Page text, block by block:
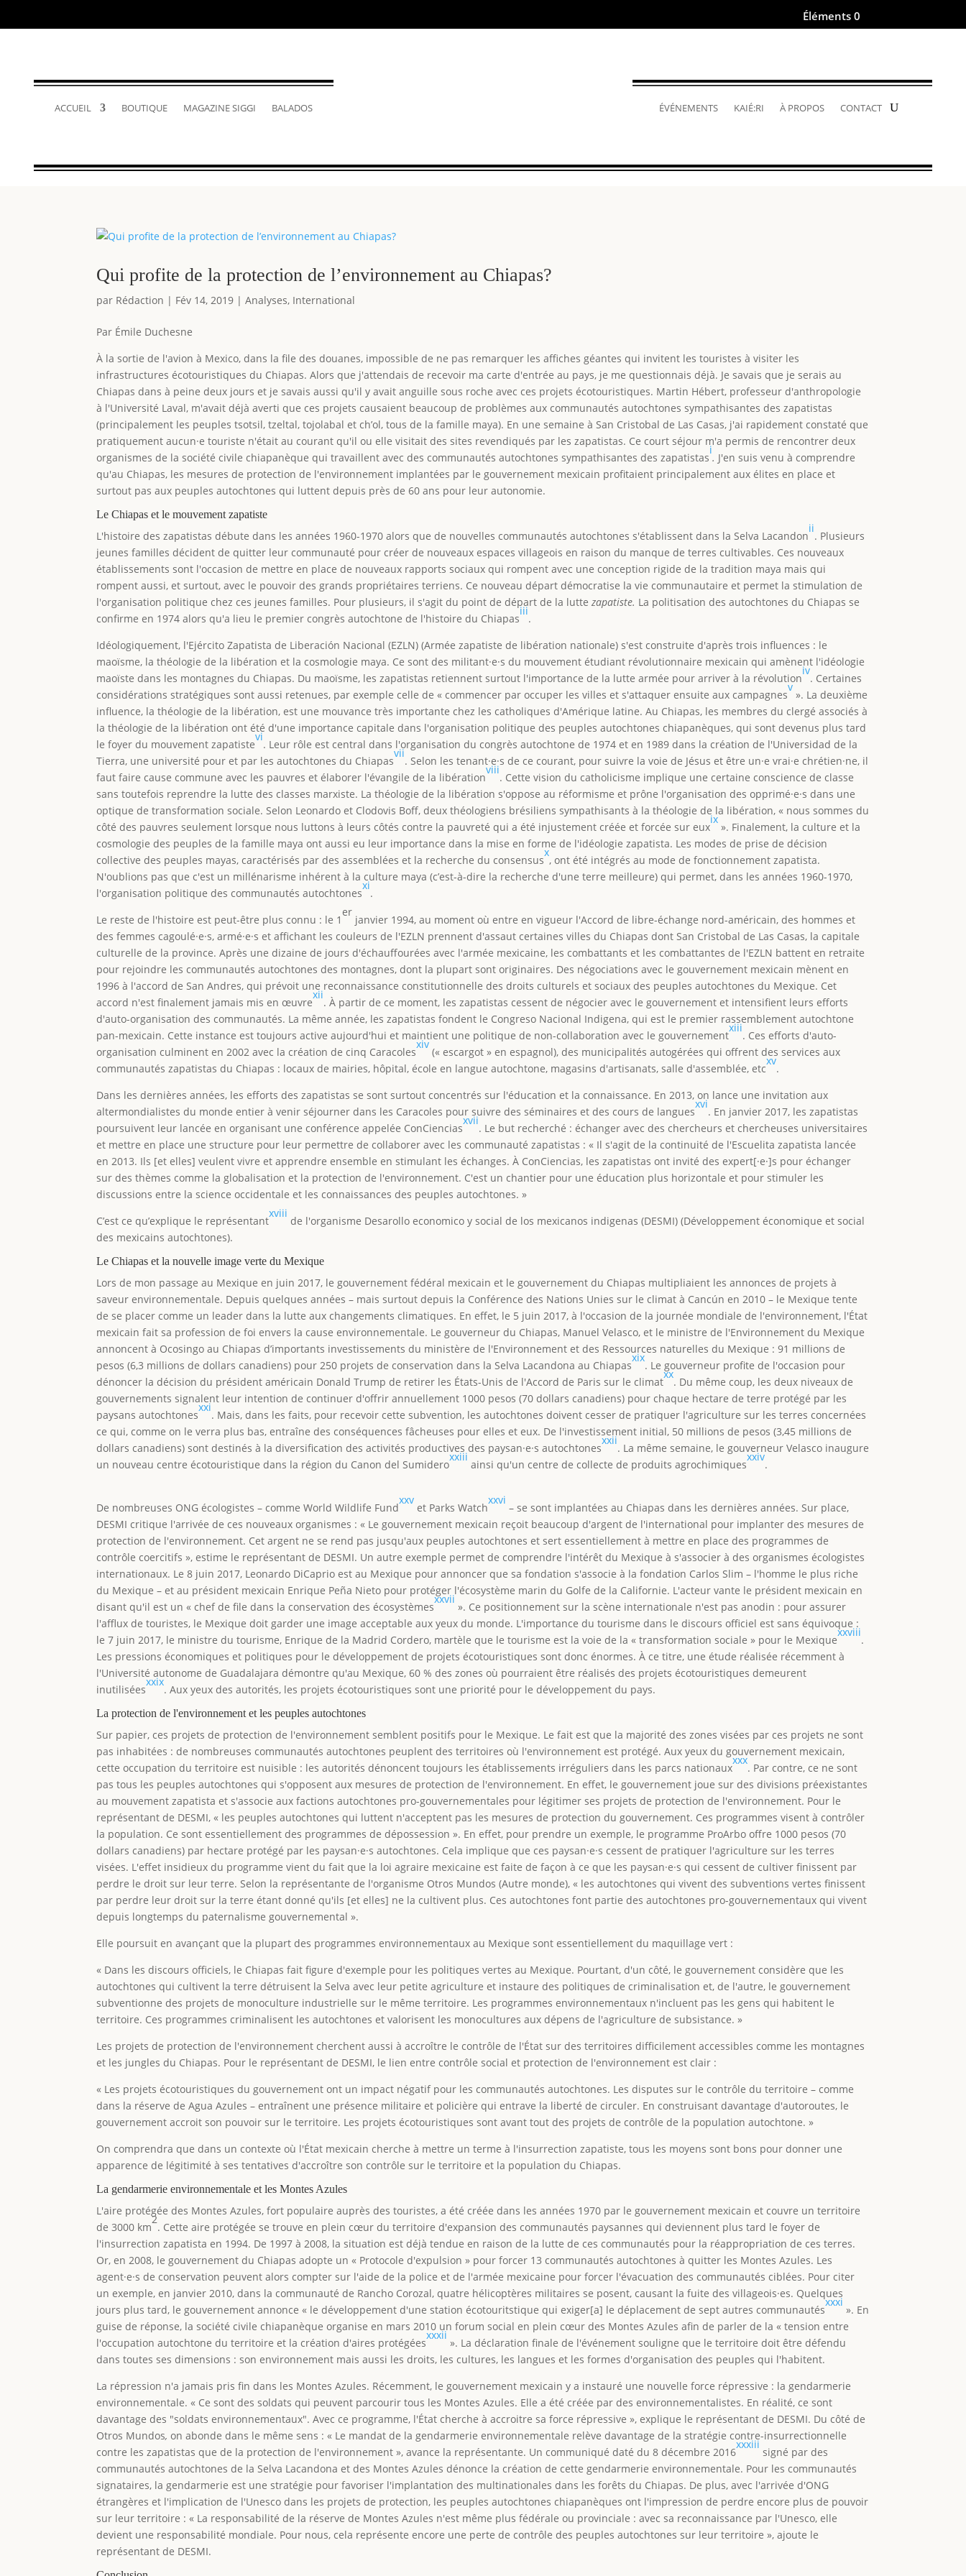
Éléments 0
ACCUEIL BOUTIQUE MAGAZINE SIGGI BALADOS ÉVÉNEMENTS KAIÉ:RI À PROPOS CONTACT
Qui profite de la protection de l’environnement au Chiapas?
par Rédaction | Fév 14, 2019 |Analyses, International
Par Émile Duchesne
À la sortie de l'avion à Mexico, dans la file des douanes, impossible de ne pas remarquer les affiches géantes qui invitent les touristes à visiter les
infrastructures écotouristiques du Chiapas. Alors que j'attendais de recevoir ma carte d'entrée au pays, je me questionnais déjà. Je savais que je serais au
Chiapas dans à peine deux jours et je savais aussi qu'il y avait anguille sous roche avec ces projets écotouristiques. Martin Hébert, professeur d'anthropologie
à l'Université Laval, m'avait déjà averti que ces projets causaient beaucoup de problèmes aux communautés autochtones sympathisantes des zapatistas
(principalement les peuples tsotsil, tzeltal, tojolabal et ch’ol, tous de la famille maya). En une semaine à San Cristobal de Las Casas, j'ai rapidement constaté que
pratiquement aucun·e touriste n'était au courant qu'il ou elle visitait des sites revendiqués par les zapatistas. Ce court séjour m'a permis de rencontrer deux
organismes de la société civile chiapanèque qui travaillent avec des communautés autochtones sympathisantes des zapatistas
i
. J'en suis venu à comprendre
qu'au Chiapas, les mesures de protection de l'environnement implantées par le gouvernement mexicain profitaient principalement aux élites en place et
surtout pas aux peuples autochtones qui luttent depuis près de 60 ans pour leur autonomie.
Le Chiapas et le mouvement zapatiste
L'histoire des zapatistas débute dans les années 1960-1970 alors que de nouvelles communautés autochtones s'établissent dans la Selva Lacandon
ii
. Plusieurs
jeunes familles décident de quitter leur communauté pour créer de nouveaux espaces villageois en raison du manque de terres cultivables. Ces nouveaux
établissements sont l'occasion de mettre en place de nouveaux rapports sociaux qui rompent avec une conception rigide de la tradition maya mais qui
rompent aussi, et surtout, avec le pouvoir des grands propriétaires terriens. Ce nouveau départ démocratise la vie communautaire et permet la stimulation de
l'organisation politique chez ces jeunes familles. Pour plusieurs, il s'agit du point de départ de la luttezapatiste. La politisation des autochtones du Chiapas se
confirme en 1974 alors qu'a lieu le premier congrès autochtone de l'histoire du Chiapas
iii
.
Idéologiquement, l'Ejército Zapatista de Liberación Nacional (EZLN) (Armée zapatiste de libération nationale) s'est construite d'après trois influences : le
maoïsme, la théologie de la libération et la cosmologie maya. Ce sont des militant·e·s du mouvement étudiant révolutionnaire mexicain qui amènent l'idéologie
maoïste dans les montagnes du Chiapas. Du maoïsme, les zapatistas retiennent surtout l'importance de la lutte armée pour arriver à la révolution
iv
. Certaines
considérations stratégiques sont aussi retenues, par exemple celle de « commencer par occuper les villes et s'attaquer ensuite aux campagnes
v
». La deuxième
influence, la théologie de la libération, est une mouvance très importante chez les catholiques d'Amérique latine. Au Chiapas, les membres du clergé associés à
la théologie de la libération ont été d'une importance capitale dans l'organisation politique des peuples autochtones chiapanèques, qui sont devenus plus tard
le foyer du mouvement zapatiste
vi
. Leur rôle est central dans l'organisation du congrès autochtone de 1974 et en 1989 dans la création de l'Universidad de la
Tierra, une université pour et par les autochtones du Chiapas
vii
. Selon les tenant·e·s de ce courant, pour suivre la voie de Jésus et être un·e vrai·e chrétien·ne, il
faut faire cause commune avec les pauvres et élaborer l'évangile de la libération
viii
. Cette vision du catholicisme implique une certaine conscience de classe
sans toutefois reprendre la lutte des classes marxiste. La théologie de la libération s'oppose au réformisme et prône l'organisation des opprimé·e·s dans une
optique de transformation sociale. Selon Leonardo et Clodovis Boff, deux théologiens brésiliens sympathisants à la théologie de la libération, « nous sommes du
côté des pauvres seulement lorsque nous luttons à leurs côtés contre la pauvreté qui a été injustement créée et forcée sur eux
ix
». Finalement, la culture et la
cosmologie des peuples de la famille maya ont aussi eu leur importance dans la mise en forme de l'idéologie zapatista. Les modes de prise de décision
collective des peuples mayas, caractérisés par des assemblées et la recherche du consensus
x
, ont été intégrés au mode de fonctionnement zapatista.
N'oublions pas que c'est un millénarisme inhérent à la culture maya (c’est-à-dire la recherche d'une terre meilleure) qui permet, dans les années 1960-1970,
l'organisation politique des communautés autochtones
xi
.
Le reste de l'histoire est peut-être plus connu : le 1
er
janvier 1994, au moment où entre en vigueur l'Accord de libre-échange nord-américain, des hommes et
des femmes cagoulé·e·s, armé·e·s et affichant les couleurs de l'EZLN prennent d'assaut certaines villes du Chiapas dont San Cristobal de Las Casas, la capitale
culturelle de la province. Après une dizaine de jours d'échauffourées avec l'armée mexicaine, les combattants et les combattantes de l'EZLN battent en retraite
pour rejoindre les communautés autochtones des montagnes, dont la plupart sont originaires. Des négociations avec le gouvernement mexicain mènent en
1996 à l'accord de San Andres, qui prévoit une reconnaissance constitutionnelle des droits culturels et sociaux des peuples autochtones du Mexique. Cet
accord n'est finalement jamais mis en œuvre
xii
. À partir de ce moment, les zapatistas cessent de négocier avec le gouvernement et intensifient leurs efforts
d'auto-organisation des communautés. La même année, les zapatistas fondent le Congreso Nacional Indigena, qui est le premier rassemblement autochtone
pan-mexicain. Cette instance est toujours active aujourd'hui et maintient une politique de non-collaboration avec le gouvernement
xiii
. Ces efforts d'auto-
organisation culminent en 2002 avec la création de cinq Caracoles
xiv
(« escargot » en espagnol), des municipalités autogérées qui offrent des services aux
communautés zapatistas du Chiapas : locaux de mairies, hôpital, école en langue autochtone, magasins d'artisanats, salle d'assemblée, etc
xv
.
Dans les dernières années, les efforts des zapatistas se sont surtout concentrés sur l'éducation et la connaissance. En 2013, on lance une invitation aux
altermondialistes du monde entier à venir séjourner dans les Caracoles pour suivre des séminaires et des cours de langues
xvi
. En janvier 2017, les zapatistas
poursuivent leur lancée en organisant une conférence appelée ConCiencias
xvii
. Le but recherché : échanger avec des chercheurs et chercheuses universitaires
et mettre en place une structure pour leur permettre de collaborer avec les communauté zapatistas : « Il s'agit de la continuité de l'Escuelita zapatista lancée
en 2013. Ils [et elles] veulent vivre et apprendre ensemble en stimulant les échanges. À ConCiencias, les zapatistas ont invité des expert[·e·]s pour échanger
sur des thèmes comme la globalisation et la protection de l'environnement. C'est un chantier pour une éducation plus horizontale et pour stimuler les
discussions entre la science occidentale et les connaissances des peuples autochtones. »
C’est ce qu’explique le représentant
xviii
de l'organisme Desarollo economico y social de los mexicanos indigenas (DESMI) (Développement économique et social
des mexicains autochtones).
Le Chiapas et la nouvelle image verte du Mexique
Lors de mon passage au Mexique en juin 2017, le gouvernement fédéral mexicain et le gouvernement du Chiapas multipliaient les annonces de projets à
saveur environnementale. Depuis quelques années – mais surtout depuis la Conférence des Nations Unies sur le climat à Cancún en 2010 – le Mexique tente
de se placer comme un leader dans la lutte aux changements climatiques. En effet, le 5 juin 2017, à l'occasion de la journée mondiale de l'environnement, l'État
mexicain fait sa profession de foi envers la cause environnementale. Le gouverneur du Chiapas, Manuel Velasco, et le ministre de l'Environnement du Mexique
annoncent à Ocosingo au Chiapas d’importants investissements du ministère de l'Environnement et des Ressources naturelles du Mexique : 91 millions de
pesos (6,3 millions de dollars canadiens) pour 250 projets de conservation dans la Selva Lacandona au Chiapas
xix
. Le gouverneur profite de l'occasion pour
dénoncer la décision du président américain Donald Trump de retirer les États-Unis de l'Accord de Paris sur le climat
xx
. Du même coup, les deux niveaux de
gouvernements signalent leur intention de continuer d'offrir annuellement 1000 pesos (70 dollars canadiens) pour chaque hectare de terre protégé par les
paysans autochtones
xxi
. Mais, dans les faits, pour recevoir cette subvention, les autochtones doivent cesser de pratiquer l'agriculture sur les terres concernées
ce qui, comme on le verra plus bas, entraîne des conséquences fâcheuses pour elles et eux. De l'investissement initial, 50 millions de pesos (3,45 millions de
dollars canadiens) sont destinés à la diversification des activités productives des paysan·e·s autochtones
xxii
. La même semaine, le gouverneur Velasco inaugure
un nouveau centre écotouristique dans la région du Canon del Sumidero
xxiii
ainsi qu'un centre de collecte de produits agrochimiques
xxiv
.
De nombreuses ONG écologistes – comme World Wildlife Fund
xxv
et Parks Watch
xxvi
– se sont implantées au Chiapas dans les dernières années. Sur place,
DESMI critique l'arrivée de ces nouveaux organismes : « Le gouvernement mexicain reçoit beaucoup d'argent de l'international pour implanter des mesures de
protection de l'environnement. Cet argent ne se rend pas jusqu'aux peuples autochtones et sert essentiellement à mettre en place des programmes de
contrôle coercitifs », estime le représentant de DESMI. Un autre exemple permet de comprendre l'intérêt du Mexique à s'associer à des organismes écologistes
internationaux. Le 8 juin 2017, Leonardo DiCaprio est au Mexique pour annoncer que sa fondation s'associe à la fondation Carlos Slim – l'homme le plus riche
du Mexique – et au président mexicain Enrique Peña Nieto pour protéger l'écosystème marin du Golfe de la Californie. L'acteur vante le président mexicain en
disant qu'il est un « chef de file dans la conservation des écosystèmes
xxvii
». Ce positionnement sur la scène internationale n'est pas anodin : pour assurer
l'afflux de touristes, le Mexique doit garder une image acceptable aux yeux du monde. L'importance du tourisme dans le discours officiel est sans équivoque :
le 7 juin 2017, le ministre du tourisme, Enrique de la Madrid Cordero, martèle que le tourisme est la voie de la « transformation sociale » pour le Mexique
xxviii
.
Les pressions économiques et politiques pour le développement de projets écotouristiques sont donc énormes. À ce titre, une étude réalisée récemment à
l'Université autonome de Guadalajara démontre qu'au Mexique, 60 % des zones où pourraient être réalisés des projets écotouristiques demeurent
inutilisées
xxix
. Aux yeux des autorités, les projets écotouristiques sont une priorité pour le développement du pays.
La protection de l'environnement et les peuples autochtones
Sur papier, ces projets de protection de l'environnement semblent positifs pour le Mexique. Le fait est que la majorité des zones visées par ces projets ne sont
pas inhabitées : de nombreuses communautés autochtones peuplent des territoires où l'environnement est protégé. Aux yeux du gouvernement mexicain,
cette occupation du territoire est nuisible : les autorités dénoncent toujours les établissements irréguliers dans les parcs nationaux
xxx
. Par contre, ce ne sont
pas tous les peuples autochtones qui s'opposent aux mesures de protection de l'environnement. En effet, le gouvernement joue sur des divisions préexistantes
au mouvement zapatista et s'associe aux factions autochtones pro-gouvernementales pour légitimer ses projets de protection de l'environnement. Pour le
représentant de DESMI, « les peuples autochtones qui luttent n'acceptent pas les mesures de protection du gouvernement. Ces programmes visent à contrôler
la population. Ce sont essentiellement des programmes de dépossession ». En effet, pour prendre un exemple, le programme ProArbo offre 1000 pesos (70
dollars canadiens) par hectare protégé par les paysan·e·s autochtones. Cela implique que ces paysan·e·s cessent de pratiquer l'agriculture sur les terres
visées. L'effet insidieux du programme vient du fait que la loi agraire mexicaine est faite de façon à ce que les paysan·e·s qui cessent de cultiver finissent par
perdre le droit sur leur terre. Selon la représentante de l'organisme Otros Mundos (Autre monde), « les autochtones qui vivent des subventions vertes finissent
par perdre leur droit sur la terre étant donné qu'ils [et elles] ne la cultivent plus. Ces autochtones font partie des autochtones pro-gouvernementaux qui vivent
depuis longtemps du paternalisme gouvernemental ».
Elle poursuit en avançant que la plupart des programmes environnementaux au Mexique sont essentiellement du maquillage vert :
« Dans les discours officiels, le Chiapas fait figure d'exemple pour les politiques vertes au Mexique. Pourtant, d'un côté, le gouvernement considère que les
autochtones qui cultivent la terre détruisent la Selva avec leur petite agriculture et instaure des politiques de criminalisation et, de l'autre, le gouvernement
subventionne des projets de monoculture industrielle sur le même territoire. Les programmes environnementaux n'incluent pas les gens qui habitent le
territoire. Ces programmes criminalisent les autochtones et valorisent les monocultures aux dépens de l'agriculture de subsistance. »
Les projets de protection de l'environnement cherchent aussi à accroître le contrôle de l'État sur des territoires difficilement accessibles comme les montagnes
et les jungles du Chiapas. Pour le représentant de DESMI, le lien entre contrôle social et protection de l'environnement est clair :
« Les projets écotouristiques du gouvernement ont un impact négatif pour les communautés autochtones. Les disputes sur le contrôle du territoire – comme
dans la réserve de Agua Azules – entraînent une présence militaire et policière qui entrave la liberté de circuler. En construisant davantage d'autoroutes, le
gouvernement accroit son pouvoir sur le territoire. Les projets écotouristiques sont avant tout des projets de contrôle de la population autochtone. »
On comprendra que dans un contexte où l'État mexicain cherche à mettre un terme à l'insurrection zapatiste, tous les moyens sont bons pour donner une
apparence de légitimité à ses tentatives d'accroître son contrôle sur le territoire et la population du Chiapas.
La gendarmerie environnementale et les Montes Azules
L'aire protégée des Montes Azules, fort populaire auprès des touristes, a été créée dans les années 1970 par le gouvernement mexicain et couvre un territoire
de 3000 km
2
. Cette aire protégée se trouve en plein cœur du territoire d'expansion des communautés paysannes qui deviennent plus tard le foyer de
l'insurrection zapatista en 1994. De 1997 à 2008, la situation est déjà tendue en raison de la lutte de ces communautés pour la réappropriation de ces terres.
Or, en 2008, le gouvernement du Chiapas adopte un « Protocole d'expulsion » pour forcer 13 communautés autochtones à quitter les Montes Azules. Les
agent·e·s de conservation peuvent alors compter sur l'aide de la police et de l'armée mexicaine pour forcer l'évacuation des communautés ciblées. Pour citer
un exemple, en janvier 2010, dans la communauté de Rancho Corozal, quatre hélicoptères militaires se posent, causant la fuite des villageois·es. Quelques
jours plus tard, le gouvernement annonce « le développement d'une station écotouritstique qui exiger[a] le déplacement de sept autres communautés
xxxi
». En
guise de réponse, la société civile chiapanèque organise en mars 2010 un forum social en plein cœur des Montes Azules afin de parler de la « tension entre
l'occupation autochtone du territoire et la création d'aires protégées
xxxii
». La déclaration finale de l'événement souligne que le territoire doit être défendu
dans toutes ses dimensions : son environnement mais aussi les droits, les cultures, les langues et les formes d'organisation des peuples qui l'habitent.
La répression n'a jamais pris fin dans les Montes Azules. Récemment, le gouvernement mexicain y a instauré une nouvelle force répressive : la gendarmerie
environnementale. « Ce sont des soldats qui peuvent parcourir tous les Montes Azules. Elle a été créée par des environnementalistes. En réalité, ce sont
davantage des "soldats environnementaux". Avec ce programme, l'État cherche à accroitre sa force répressive », explique le représentant de DESMI. Du côté de
Otros Mundos,on abonde dans le même sens : « Le mandat de la gendarmerie environnementale relève davantage de la stratégie contre-insurrectionnelle
contre les zapatistas que de la protection de l'environnement », avance la représentante. Un communiqué daté du 8 décembre 2016
xxxiii
signé par des
communautés autochtones de la Selva Lacandona et des Montes Azules dénonce la création de cette gendarmerie environnementale. Pour les communautés
signataires, la gendarmerie est une stratégie pour favoriser l'implantation des multinationales dans les forêts du Chiapas. De plus, avec l'arrivée d'ONG
étrangères et l'implication de l'Unesco dans les projets de protection, les peuples autochtones chiapanèques ont l'impression de perdre encore plus de pouvoir
sur leur territoire : « La responsabilité de la réserve de Montes Azules n'est même plus fédérale ou provinciale : avec sa reconnaissance par l'Unesco, elle
devient une responsabilité mondiale. Pour nous, cela représente encore une perte de contrôle des peuples autochtones sur leur territoire », ajoute le
représentant de DESMI.